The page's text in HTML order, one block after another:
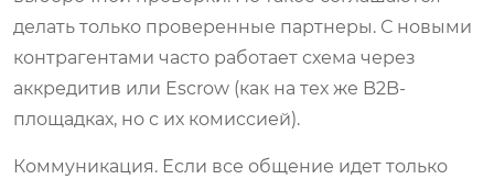
делать только проверенные партнеры. С новыми
контрагентами часто работает схема через
аккредитив или Escrow (как на тех же B2B-
площадках, но с их комиссией).
Коммуникация. Если все общение идет только